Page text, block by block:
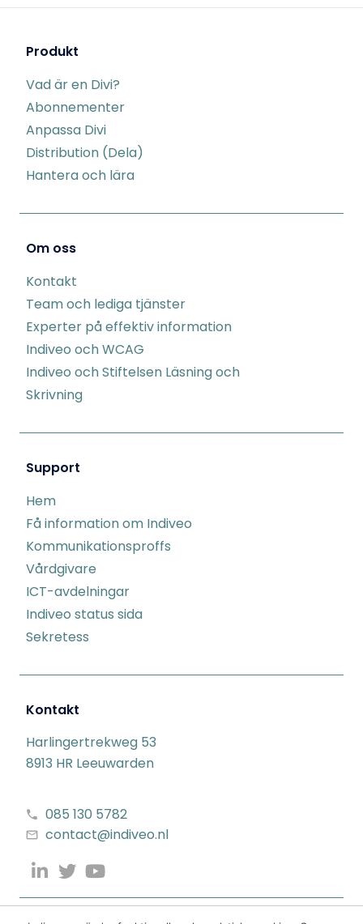
Produkt
Vad är en Divi?
Abonnementer
Anpassa Divi
Distribution (Dela)
Hantera och lära
Om oss
Kontakt
Team och lediga tjänster
Experter på effektiv information
Indiveo och WCAG
Indiveo och Stiftelsen Läsning och
Skrivning
Support
Hem
Få information om Indiveo
Kommunikationsproffs
Vårdgivare
ICT-avdelningar
Indiveo status sida
Sekretess
Kontakt
Harlingertrekweg 53
8913 HR Leeuwarden
085 130 5782
contact@indiveo.nl